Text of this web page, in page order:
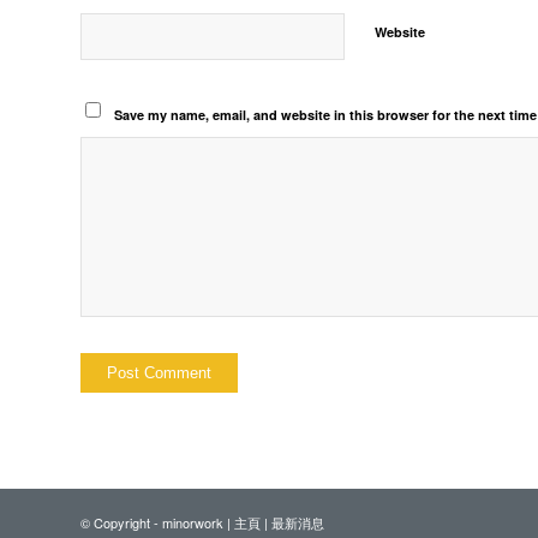
Website
Save my name, email, and website in this browser for the next
© Copyright - minorwork | 主頁 | 最新消息